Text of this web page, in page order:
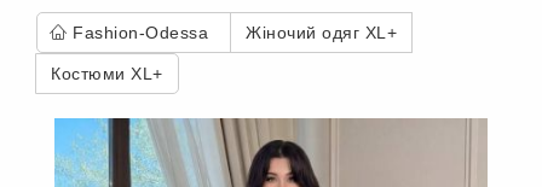
Fashion-Odessa Жіночий одяг XL+
Костюми XL+